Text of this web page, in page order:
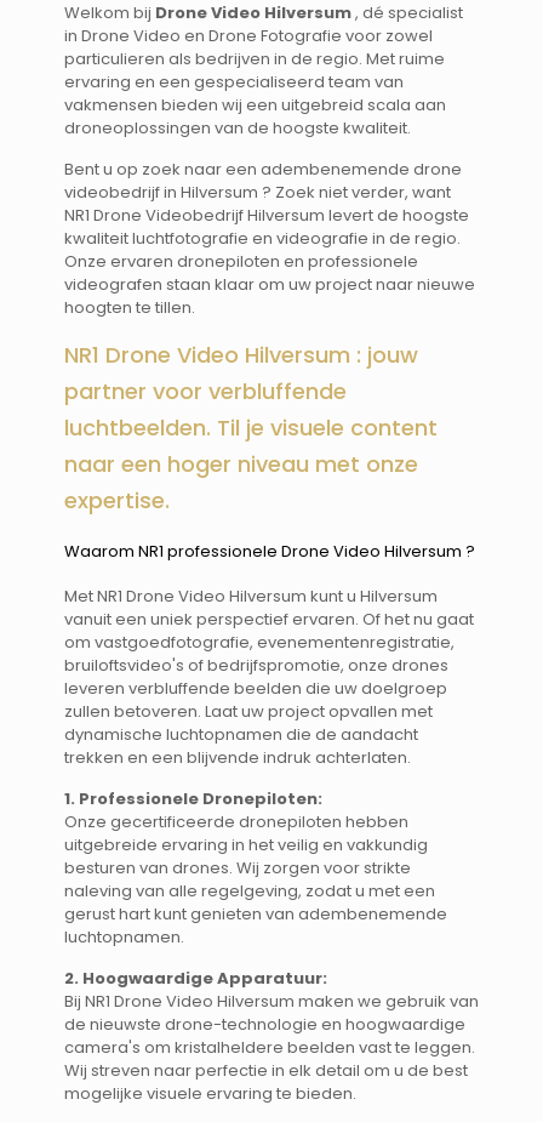
Welkom bij Drone Video Hilversum, dé specialist
in Drone Video en Drone Fotografie voor zowel
particulieren als bedrijven in de regio. Met ruime
ervaring en een gespecialiseerd team van
vakmensen bieden wij een uitgebreid scala aan
droneoplossingen van de hoogste kwaliteit.
Bent u op zoek naar een adembenemende drone
videobedrijf in Hilversum ? Zoek niet verder, want
NR1 Drone Videobedrijf Hilversum levert de hoogste
kwaliteit luchtfotografie en videografie in de regio.
Onze ervaren dronepiloten en professionele
videografen staan klaar om uw project naar nieuwe
hoogten te tillen.
NR1 Drone Video Hilversum : jouw
partner voor verbluffende
luchtbeelden. Til je visuele content
naar een hoger niveau met onze
expertise.
Waarom NR1 professionele Drone Video Hilversum ? ​​
Met NR1 Drone Video Hilversum kunt u Hilversum
vanuit een uniek perspectief ervaren. Of het nu gaat
om vastgoedfotografie, evenementenregistratie,
bruiloftsvideo's of bedrijfspromotie, onze drones
leveren verbluffende beelden die uw doelgroep
zullen betoveren. Laat uw project opvallen met
dynamische luchtopnamen die de aandacht
trekken en een blijvende indruk achterlaten.
1. Professionele Dronepiloten:
Onze gecertificeerde dronepiloten hebben
uitgebreide ervaring in het veilig en vakkundig
besturen van drones. Wij zorgen voor strikte
naleving van alle regelgeving, zodat u met een
gerust hart kunt genieten van adembenemende
luchtopnamen.
2. Hoogwaardige Apparatuur:
Bij NR1 Drone Video Hilversum maken we gebruik van
de nieuwste drone-technologie en hoogwaardige
camera's om kristalheldere beelden vast te leggen.
Wij streven naar perfectie in elk detail om u de best
mogelijke visuele ervaring te bieden.